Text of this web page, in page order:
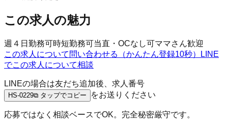
この求人の魅力
週４日勤務可時短勤務可当直・OCなし可ママさん歓迎
この求人について問い合わせる（かんたん登録10秒）
LINE
でこの求人について相談
LINEの場合は友だち追加後、求人番号
HS-0229⧉ タップでコピー をお送りください
応募ではなく相談ベースでOK。完全秘密厳守です。